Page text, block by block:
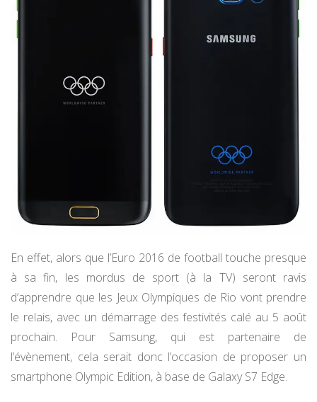
En effet, alors que l’Euro 2016 de football touche presque
à sa fin, les mordus de sport (à la TV) seront ravis
d’apprendre que les Jeux Olympiques de Rio vont prendre
le relais, avec un démarrage des festivités calé au 5 août
prochain. Pour Samsung, qui est partenaire de
l’évènement, cela serait donc l’occasion de proposer un
smartphone Olympic Edition, à base de Galaxy S7 Edge.